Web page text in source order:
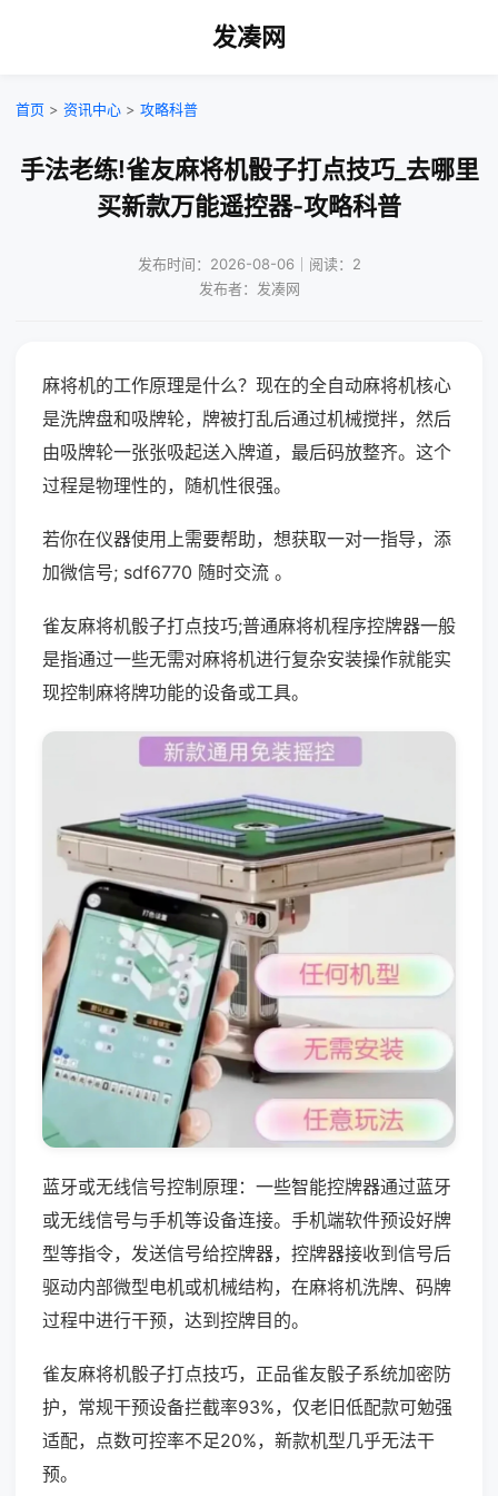
发凑网
首页 > 资讯中心 > 攻略科普
手法老练!雀友麻将机骰子打点技巧_去哪里
买新款万能遥控器-攻略科普
发布时间：2026-08-06｜阅读：2
发布者：发凑网
麻将机的工作原理是什么？现在的全自动麻将机核心
是洗牌盘和吸牌轮，牌被打乱后通过机械搅拌，然后
由吸牌轮一张张吸起送入牌道，最后码放整齐。这个
过程是物理性的，随机性很强。
若你在仪器使用上需要帮助，想获取一对一指导，添
加微信号; sdf6770 随时交流 。
雀友麻将机骰子打点技巧;普通麻将机程序控牌器一般
是指通过一些无需对麻将机进行复杂安装操作就能实
现控制麻将牌功能的设备或工具。
蓝牙或无线信号控制原理：一些智能控牌器通过蓝牙
或无线信号与手机等设备连接。手机端软件预设好牌
型等指令，发送信号给控牌器，控牌器接收到信号后
驱动内部微型电机或机械结构，在麻将机洗牌、码牌
过程中进行干预，达到控牌目的。
雀友麻将机骰子打点技巧，正品雀友骰子系统加密防
护，常规干预设备拦截率93%，仅老旧低配款可勉强
适配，点数可控率不足20%，新款机型几乎无法干
预。